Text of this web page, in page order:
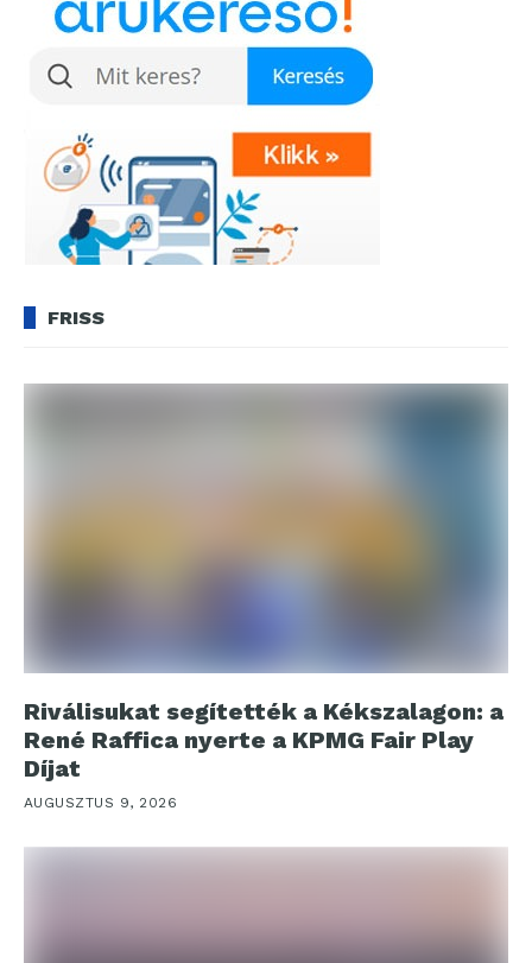
FRISS
Riválisukat segítették a Kékszalagon: a
René Raffica nyerte a KPMG Fair Play
Díjat
AUGUSZTUS 9, 2026